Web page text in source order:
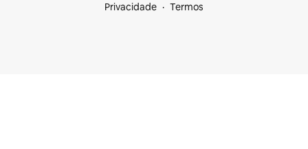
Privacidade
Termos